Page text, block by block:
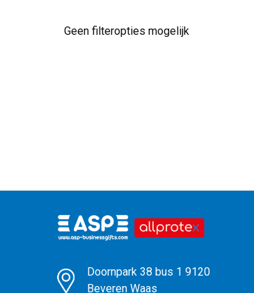
Geen filteropties mogelijk
Doornpark 38 bus 1 9120
Beveren Waas